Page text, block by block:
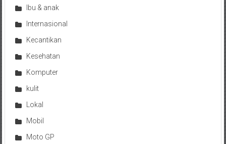
Ibu & anak
Internasional
Kecantikan
Kesehatan
Komputer
kulit
Lokal
Mobil
Moto GP